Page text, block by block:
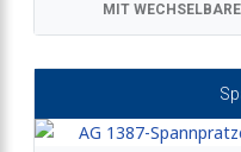
MIT